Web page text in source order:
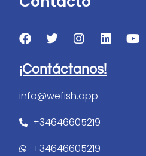
¡Contáctanos!
info@wefish.app
+34646605219
+34646605219